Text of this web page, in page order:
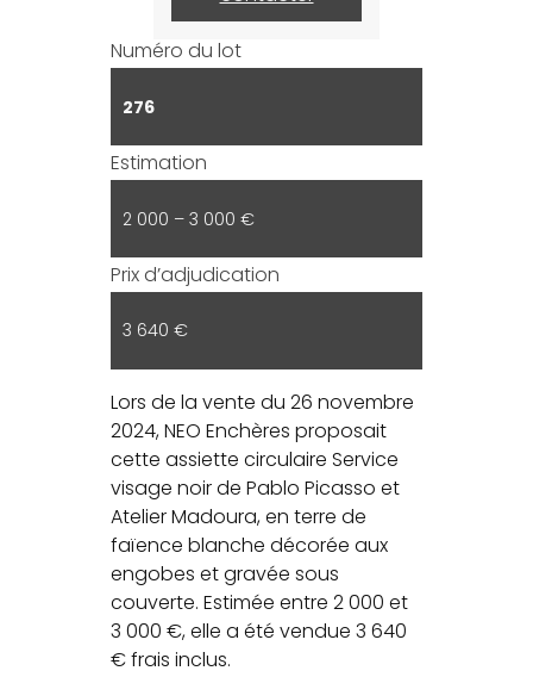
Numéro du lot
276
Estimation
2 000 – 3 000 €
Prix d’adjudication
3 640 €
Lors de la vente du 26 novembre
2024, NEO Enchères proposait
cette assiette circulaire Service
visage noir de Pablo Picasso et
Atelier Madoura, en terre de
faïence blanche décorée aux
engobes et gravée sous
couverte. Estimée entre 2 000 et
3 000 €, elle a été vendue 3 640
€ frais inclus.